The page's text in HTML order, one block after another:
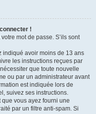
!
mot de passe. S’ils sont
indiqué avoir moins de 13 ans
les instructions reçues par
que toute nouvelle
ou par un administrateur avant
est indiquée lors de
suivez ses instructions.
que vous ayez fourni une
par un filtre anti-spam. Si